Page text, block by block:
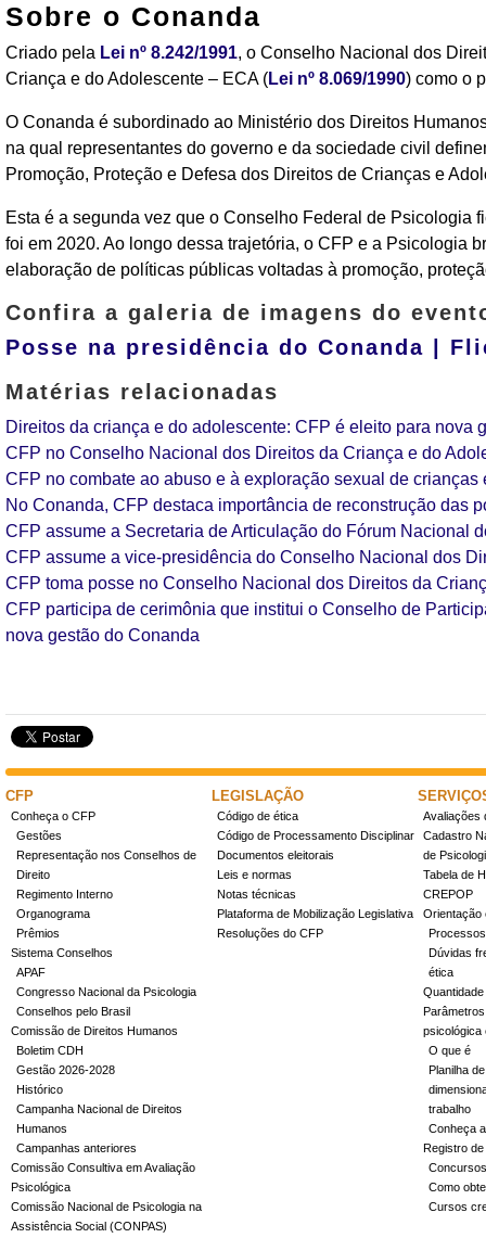
Sobre o Conanda
Criado pela Lei nº 8.242/1991, o Conselho Nacional dos
Criança e do Adolescente – ECA (Lei nº 8.069/1990) como o
O Conanda é subordinado ao Ministério dos Direitos
na qual representantes do governo e da sociedade civil
Promoção, Proteção e Defesa dos Direitos de Crianças e
Esta é a segunda vez que o Conselho Federal de
foi em 2020. Ao longo dessa trajetória, o CFP e a Psicologia
elaboração de políticas públicas voltadas à promoção,
Confira a galeria de imagens do
Posse na presidência do Conanda |
Matérias relacionadas
Direitos da criança e do adolescente: CFP é eleito para nova
CFP no Conselho Nacional dos Direitos da Criança e do
CFP no combate ao abuso e à exploração sexual de crianças
No Conanda, CFP destaca importância de reconstrução das
CFP assume a Secretaria de Articulação do Fórum Nacional
CFP assume a vice-presidência do Conselho Nacional dos
CFP toma posse no Conselho Nacional dos Direitos da
CFP participa de cerimônia que institui o Conselho de
nova gestão do Conanda
CFP
Conheça o CFP
Gestões
Representação nos Conselhos de
Direito
Regimento Interno
Organograma
Prêmios
Sistema Conselhos
APAF
Congresso Nacional da Psicologia
Conselhos pelo Brasil
Comissão de Direitos Humanos
Boletim CDH
Gestão 2026-2028
Histórico
Campanha Nacional de Direitos
Humanos
Campanhas anteriores
Comissão Consultiva em Avaliação
Psicológica
Comissão Nacional de Psicologia na
Assistência Social (CONPAS)
LEGISLAÇÃO
Código de ética
Código de Processamento Disciplinar
Documentos eleitorais
Leis e normas
Notas técnicas
Plataforma de Mobilização Legislativa
Resoluções do CFP
Avaliações
Cadastro
de
Tabela de
CREPOP
Orientação
Dúvidas
ética
psicológica
O que é
Planilha
trabalho
Conheça
Registro
Concursos
Como
Cursos